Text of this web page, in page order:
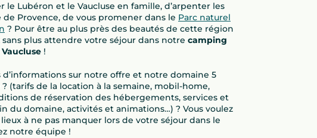
le Lubéron et le Vaucluse en famille, d’arpenter les
Provence, de vous promener dans le Parc naturel
? Pour être au plus près des beautés de cette région
sans plus attendre votre séjour dans notre camping
!
d’informations sur notre offre et notre domaine 5
(tarifs de la location à la semaine, mobil-home,
de réservation des hébergements, services et
du domaine, activités et animations…) ? Vous voulez
à ne pas manquer lors de votre séjour dans le
notre équipe !